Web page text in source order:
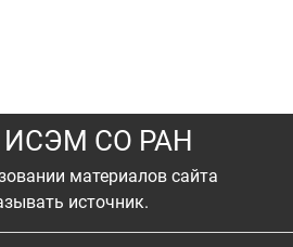
ИСЭМ СО РАН
материалов сайта
источник.